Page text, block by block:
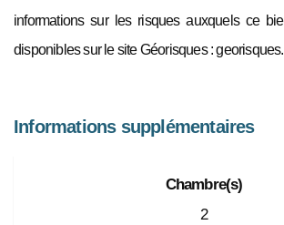
informations sur les risques auxquels ce
disponibles sur le site Géorisques :
Informations supplémentaires
Chambre(s)
2